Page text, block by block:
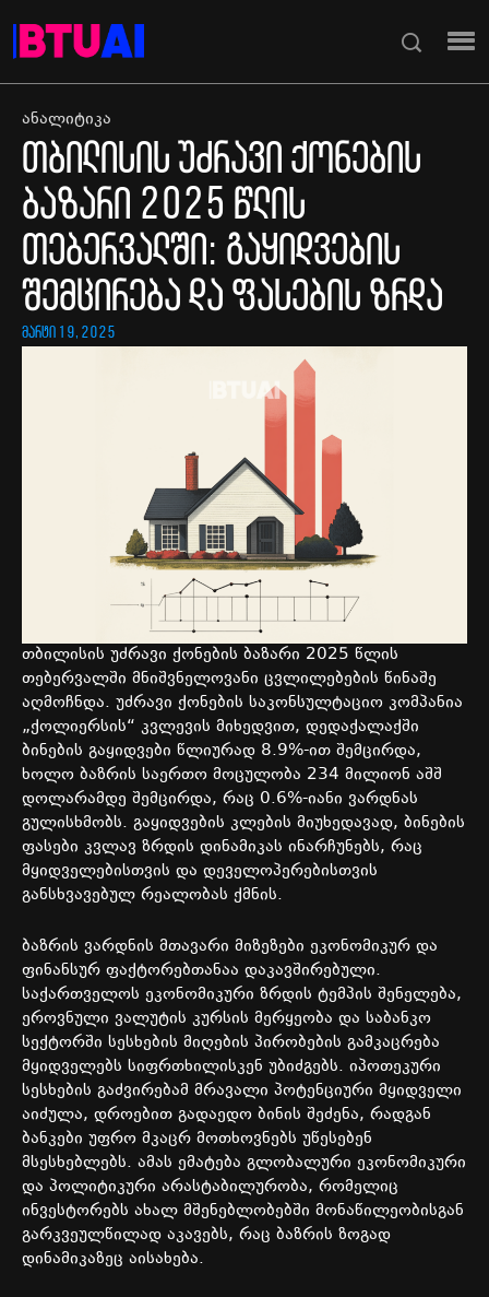
ანალიტიკა
თბილისის უძრავი ქონების
ბაზარი 2025 წლის
თებერვალში: გაყიდვების
შემცირება და ფასების ზრდა
მარტი 19, 2025
თბილისის უძრავი ქონების ბაზარი 2025 წლის
თებერვალში მნიშვნელოვანი ცვლილებების წინაშე
აღმოჩნდა. უძრავი ქონების საკონსულტაციო კომპანია
„ქოლიერსის“ კვლევის მიხედვით, დედაქალაქში
ბინების გაყიდვები წლიურად 8.9%-ით შემცირდა,
ხოლო ბაზრის საერთო მოცულობა 234 მილიონ აშშ
დოლარამდე შემცირდა, რაც 0.6%-იანი ვარდნას
გულისხმობს. გაყიდვების კლების მიუხედავად, ბინების
ფასები კვლავ ზრდის დინამიკას ინარჩუნებს, რაც
მყიდველებისთვის და დეველოპერებისთვის
განსხვავებულ რეალობას ქმნის.
ბაზრის ვარდნის მთავარი მიზეზები ეკონომიკურ და
ფინანსურ ფაქტორებთანაა დაკავშირებული.
საქართველოს ეკონომიკური ზრდის ტემპის შენელება,
ეროვნული ვალუტის კურსის მერყეობა და საბანკო
სექტორში სესხების მიღების პირობების გამკაცრება
მყიდველებს სიფრთხილისკენ უბიძგებს. იპოთეკური
სესხების გაძვირებამ მრავალი პოტენციური მყიდველი
აიძულა, დროებით გადაედო ბინის შეძენა, რადგან
ბანკები უფრო მკაცრ მოთხოვნებს უწესებენ
მსესხებლებს. ამას ემატება გლობალური ეკონომიკური
და პოლიტიკური არასტაბილურობა, რომელიც
ინვესტორებს ახალ მშენებლობებში მონაწილეობისგან
გარკვეულწილად აკავებს, რაც ბაზრის ზოგად
დინამიკაზეც აისახება.